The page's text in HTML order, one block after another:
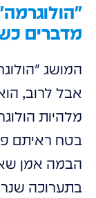
מדברים
המושג
אבל לרוב,
מלהיות
בטח ראיתם
הבמה אמן
בתערוכה